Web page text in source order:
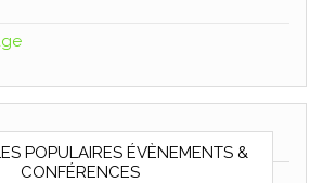
POPULAIRES ÉVÈNEMENTS &
CONFÉRENCES